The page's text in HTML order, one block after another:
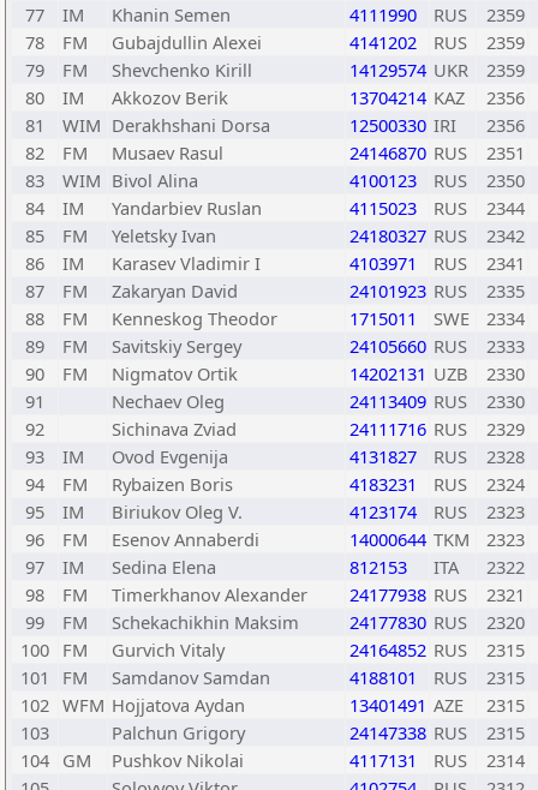
77
IM Khanin Semen 4111990 RUS
2359
78
FM Gubajdullin Alexei 4141202 RUS
2359
79
FM Shevchenko Kirill 14129574 UKR
2359
80
IM Akkozov Berik 13704214 KAZ
2356
81
WIM Derakhshani Dorsa 12500330 IRI
2356
82
FM Musaev Rasul 24146870 RUS
2351
83
WIM Bivol Alina 4100123 RUS
2350
84
IM Yandarbiev Ruslan 4115023 RUS
2344
85
FM Yeletsky Ivan 24180327 RUS
2342
86
IM Karasev Vladimir I 4103971 RUS
2341
87
FM Zakaryan David 24101923 RUS
2335
88
FM Kenneskog Theodor 1715011 SWE
2334
89
FM Savitskiy Sergey 24105660 RUS
2333
90
FM Nigmatov Ortik 14202131 UZB
2330
91
Nechaev Oleg 24113409 RUS
2330
92
Sichinava Zviad 24111716 RUS
2329
93
IM Ovod Evgenija 4131827 RUS
2328
94
FM Rybaizen Boris 4183231 RUS
2324
95
IM Biriukov Oleg V. 4123174 RUS
2323
96
FM Esenov Annaberdi 14000644 TKM
2323
97
IM Sedina Elena 812153 ITA
2322
98
FM Timerkhanov Alexander 24177938 RUS
2321
99
FM Schekachikhin Maksim 24177830 RUS
2320
100 FM Gurvich Vitaly 24164852 RUS
2315
101
FM Samdanov Samdan 4188101 RUS
2315
102 WFM Hojjatova Aydan 13401491 AZE
2315
103
Palchun Grigory 24147338 RUS
2315
104 GM Pushkov Nikolai 4117131 RUS
2314